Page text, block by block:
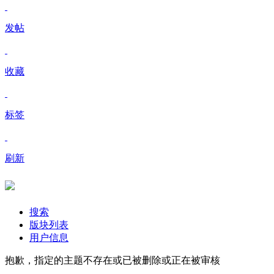
发帖
收藏
标签
刷新
搜索
版块列表
用户信息
抱歉，指定的主题不存在或已被删除或正在被审核